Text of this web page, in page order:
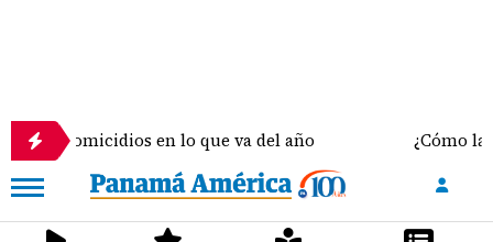
en lo que va del año ¿Cómo la elección